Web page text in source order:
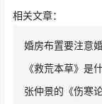
相关文章：
婚房布置要注意
《救荒本草》是
张仲景的《伤寒